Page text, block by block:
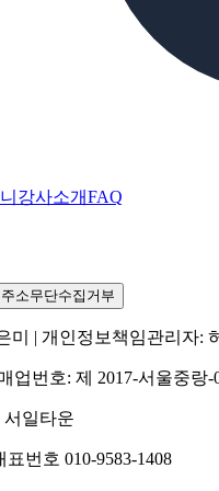
강사소개FAQ
소무단수집거부
미 | 개인정보책임관리자:
업번호: 제 2017-서울중랑-
서일타운
표번호 010-9583-1408